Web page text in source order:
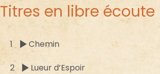
Titres en libre écoute
1 Chemin
2 Lueur d’Espoir